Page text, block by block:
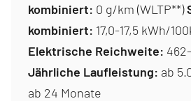
kombiniert: 0 g/km (WLTP**)
kombiniert: 17,0-17,5 kWh/
Elektrische Reichweite:
Jährliche Laufleistung: ab
ab 24 Monate